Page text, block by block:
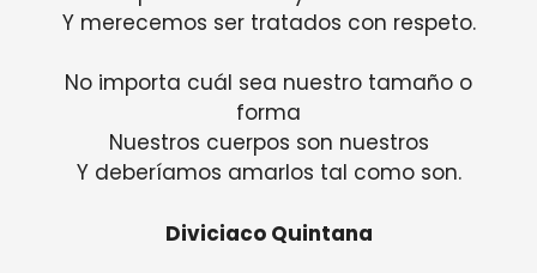
Y merecemos ser tratados con respeto.
No importa cuál sea nuestro tamaño o
forma
Nuestros cuerpos son nuestros
Y deberíamos amarlos tal como son.
Diviciaco Quintana